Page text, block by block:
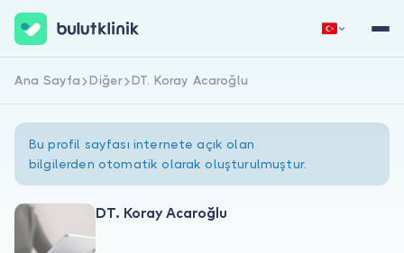
Hemen Kaydol
Ana Sayfa Diğer DT. Koray Acaroğlu
Bu profil sayfası internete açık olan
bilgilerden otomatik olarak oluşturulmuştur.
DT. Koray Acaroğlu